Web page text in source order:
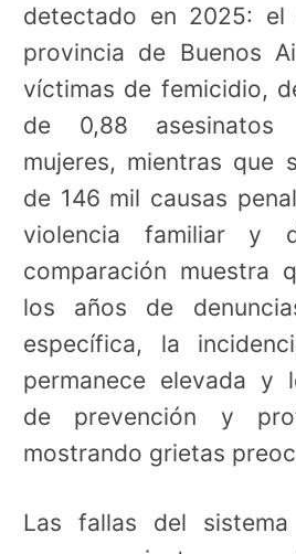
detectado en 2025: el
provincia de Buenos
víctimas de femicidio,
de 0,88 asesinatos
mujeres, mientras que
de 146 mil causas
violencia familiar y
comparación muestra
los años de
específica, la
permanece elevada y
de prevención y
mostrando grietas
Las fallas del